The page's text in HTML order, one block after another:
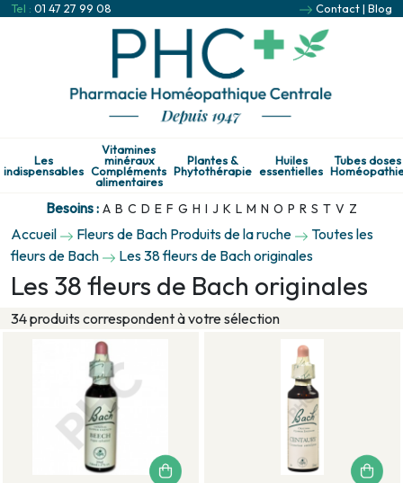
Tel : 01 47 27 99 08 Contact| Blog
Les
indispensables
Vitamines
minéraux
Compléments
alimentaires
Plantes &
Phytothérapie
Huiles
essentielles
Tubes doses
Besoins : A B C D E F G H I J K L M N O P R S T V Z
Accueil Fleurs de Bach Produits de la ruche
Toutes les
fleurs de Bach
Les 38 fleurs de Bach originales
Les 38 fleurs de Bach originales
34 produits correspondent à votre sélection